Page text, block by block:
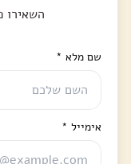
השאירו
שם מלא *
אימייל *